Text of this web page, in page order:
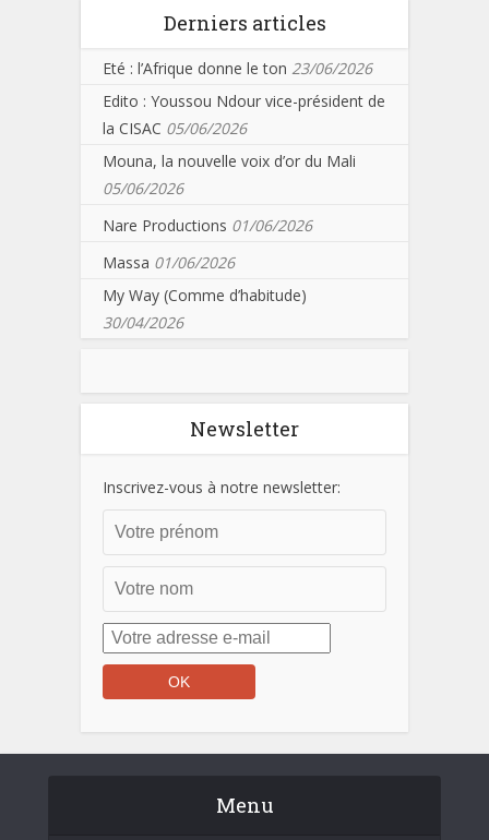
Derniers articles
Eté : l’Afrique donne le ton 23/06/2026
Edito : Youssou Ndour vice-président de
la CISAC 05/06/2026
Mouna, la nouvelle voix d’or du Mali
05/06/2026
Nare Productions 01/06/2026
Massa 01/06/2026
My Way (Comme d’habitude)
30/04/2026
Newsletter
Inscrivez-vous à notre newsletter:
Menu